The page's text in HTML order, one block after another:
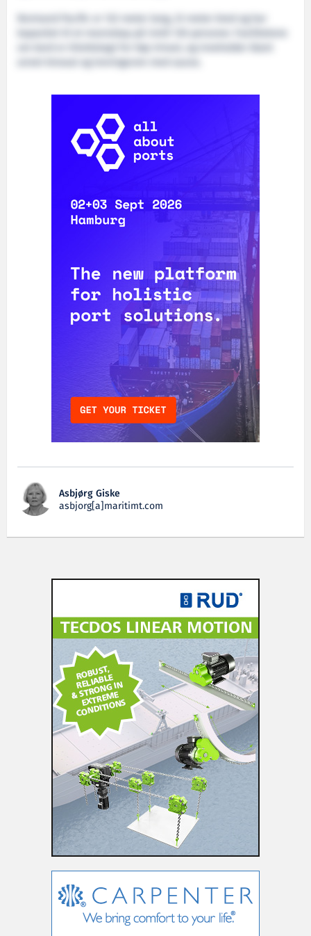
Normand Pacific er 122 meter lang, 23 meter bred og har
kapasitet til et mannskap på inntil 120 personer. Fasilitetene
om bord er tilrettelagt for høy trivsel, og inneholder blant
annet kinosal og treningsrom med sauna.
Asbjørg Giske
asbjorg[a]maritimt.com